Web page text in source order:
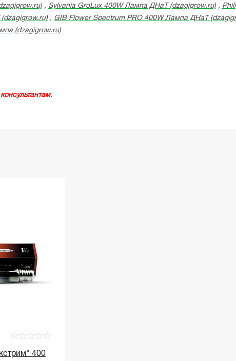
, Sylvania GroLux 400W Лампа ДНаТ (dzagigrow.ru),
, GIB Flower Spectrum PRO 400W Лампа ДНаТ
(dzagigrow.ru)
☆
☆
☆
☆
☆
400